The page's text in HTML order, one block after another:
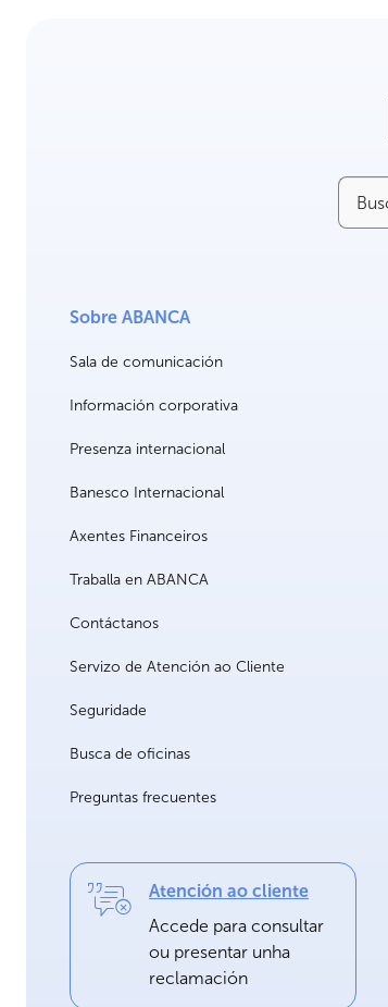
Buscar
Sobre ABANCA
Sala de comunicación
Información corporativa
Presenza internacional
Banesco Internacional
Axentes Financeiros
Traballa en ABANCA
Contáctanos
Servizo de Atención ao Cliente
Seguridade
Busca de oficinas
Preguntas frecuentes
Atención ao cliente
Accede para consultar
ou presentar unha
reclamación